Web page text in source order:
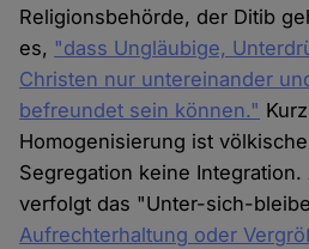
Religionsbehörde, der Ditib
es, "dass Ungläubige,
Christen nur untereinander
befreundet sein können."
Homogenisierung ist
Segregation keine
verfolgt das "Unter-sich-
Aufrechterhaltung oder